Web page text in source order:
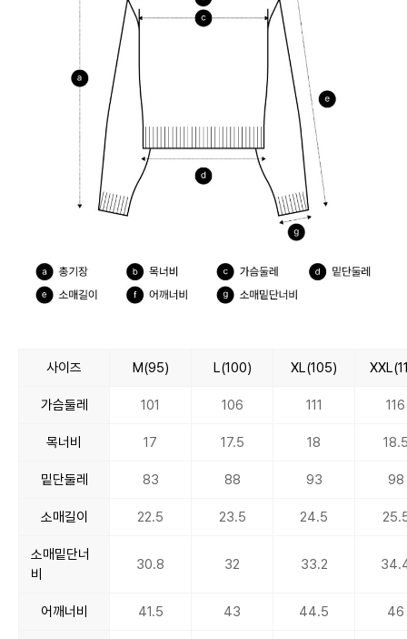
사이즈 M(95) L(100) XL(105)
가슴둘레 101 106 111 116
목너비 17 17.5 18
밑단둘레 83 88 93 98
소매길이 22.5 23.5 24.5
소매밑단너
비
30.8 32 33.2
어깨너비 41.5 43 44.5 46